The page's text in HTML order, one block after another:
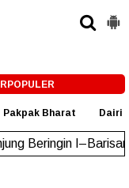
Pakpak Bharat Dairi
Nauli New!